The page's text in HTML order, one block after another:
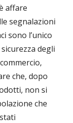
affare
segnalazioni
sono l’unico
degli
che, dopo
non si
che